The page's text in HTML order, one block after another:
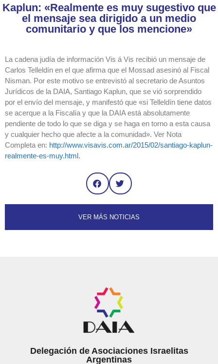
Kaplun: «Realmente es muy sugestivo que
el mensaje sea dirigido a un medio
comunitario y que los mencione»
La cadena judía de información Vis á Vis recibió un mensaje de
Carlos Telleldín en el que afirma que el Mossad asesinó al Fiscal
Nisman. Por este motivo se entrevistó al secretario de Asuntos
Jurídicos de la DAIA, Santiago Kaplun, que se vió sorprendido
por el envío del mensaje, y manifestó que «si Telleldín tiene datos
se acerque a la Fiscalía y que la DAIA está absolutamente
pendiente de todo lo que se diga y se haga en torno a esta causa
y cualquier hecho que afecte a la comunidad». Ver Nota
Completa en: http://www.visavis.com.ar/2015/02/santiago-kaplun-
realmente-es-muy.html.
VER MÁS NOTICIAS
Delegación de Asociaciones Israelitas
Argentinas